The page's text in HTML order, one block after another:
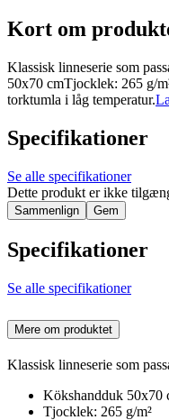
Kort om
Klassisk linneserie som
50x70 cmTjocklek: 265 g/
torktumla i låg temperatur.
Specifikationer
Se alle specifikationer
Dette produkt er ikke
Sammenlign Gem
Specifikationer
Se alle specifikationer
Mere om produktet
Klassisk linneserie som
Kökshandduk 50x70
Tjocklek: 265 g/m²